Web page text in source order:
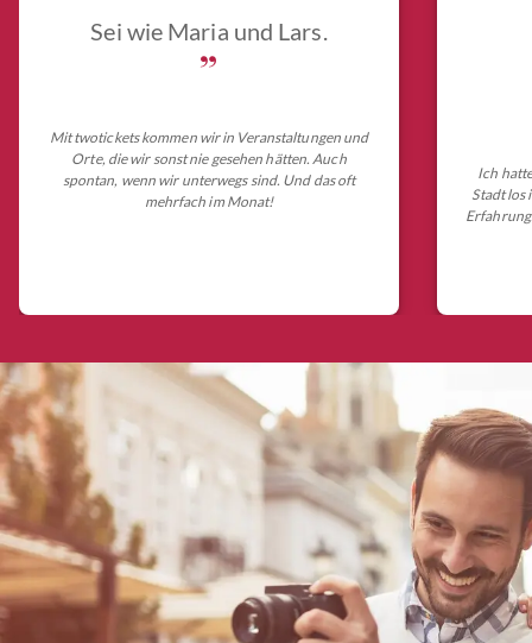
Sei wie Maria und Lars.
„
Mit twotickets kommen wir in Veranstaltungen und
Orte, die wir sonst nie gesehen hätten. Auch
spontan, wenn wir unterwegs sind. Und das oft
mehrfach im Monat!
Ich
Stadt los